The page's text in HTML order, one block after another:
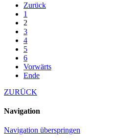
Zurück
1
2
3
4
5
6
Vorwärts
Ende
ZURÜCK
Navigation
Navigation überspringen